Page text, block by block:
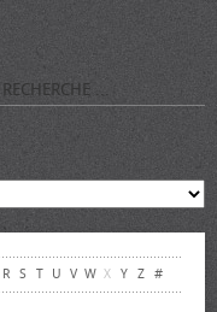
R S T U V W X Y Z #